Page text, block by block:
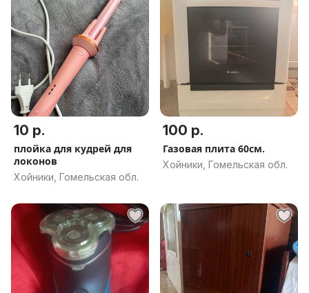
10 р.
плойка для кудрей для
локонов
Хойники, Гомельская обл.
100 р.
Газовая плита 60см.
Хойники, Гомельская обл.